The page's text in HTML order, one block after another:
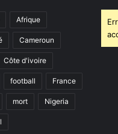
Afrique
Cameroun
Côte d'ivoire
football France
mort Nigeria